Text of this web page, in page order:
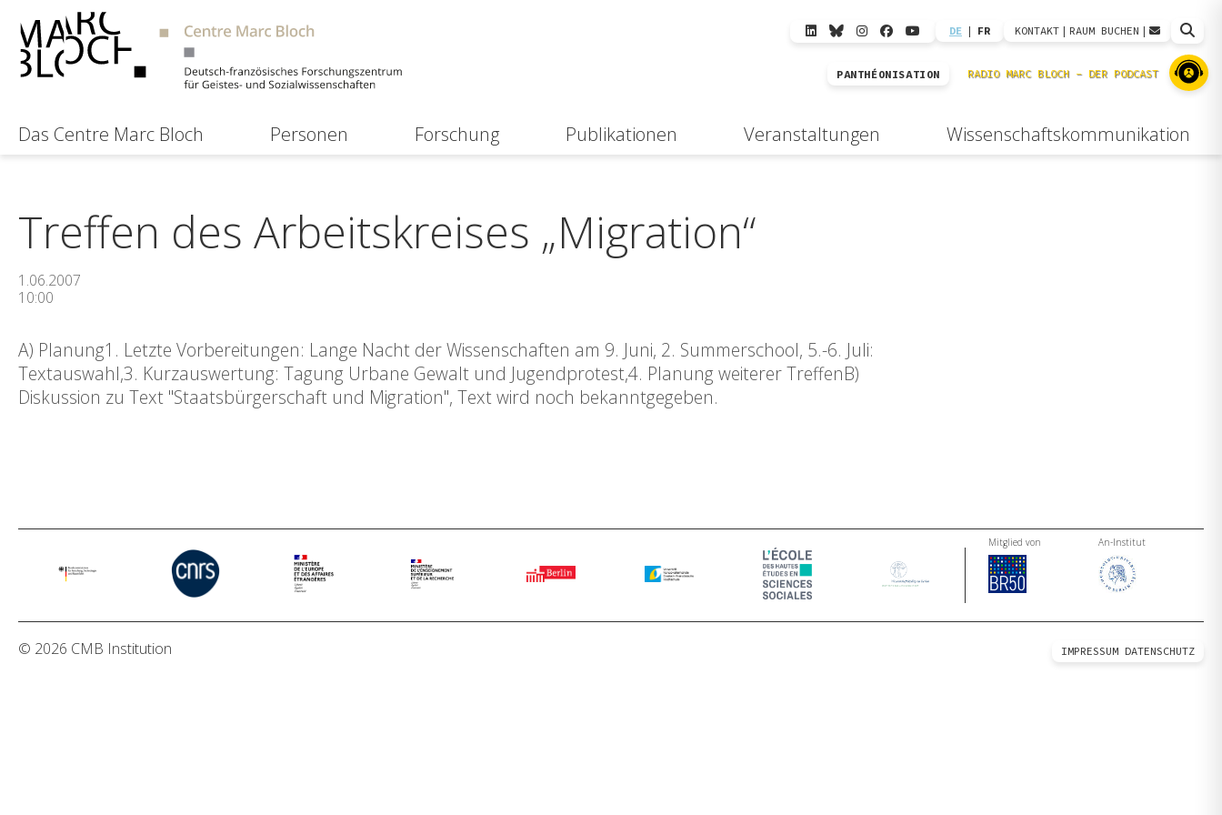
DE | FR KONTAKT | RAUM BUCHEN |
PANTHÉONISATION
Das Centre Marc Bloch Personen Forschung Publikationen Veranstaltungen Wissenschaftskommunikation
Treffen des Arbeitskreises „Migration“
1.06.2007
10:00
A) Planung1. Letzte Vorbereitungen: Lange Nacht der Wissenschaften am 9. Juni, 2. Summerschool, 5.-6. Juli:
Textauswahl,3. Kurzauswertung: Tagung Urbane Gewalt und Jugendprotest,4. Planung weiterer TreffenB)
Diskussion zu Text "Staatsbürgerschaft und Migration", Text wird noch bekanntgegeben.
Mitglied von An-Institut
© 2026 CMB Institution IMPRESSUM DATENSCHUTZ